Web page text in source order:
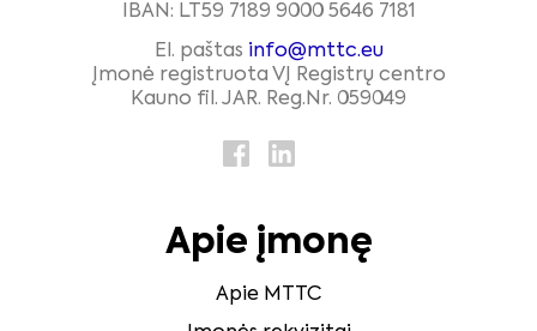
IBAN: LT59 7189 9000 5646 7181
El. paštas info@mttc.eu
Įmonė registruota VĮ Registrų centro
Kauno fil. JAR. Reg.Nr. 059049
Apie įmonę
Apie MTTC